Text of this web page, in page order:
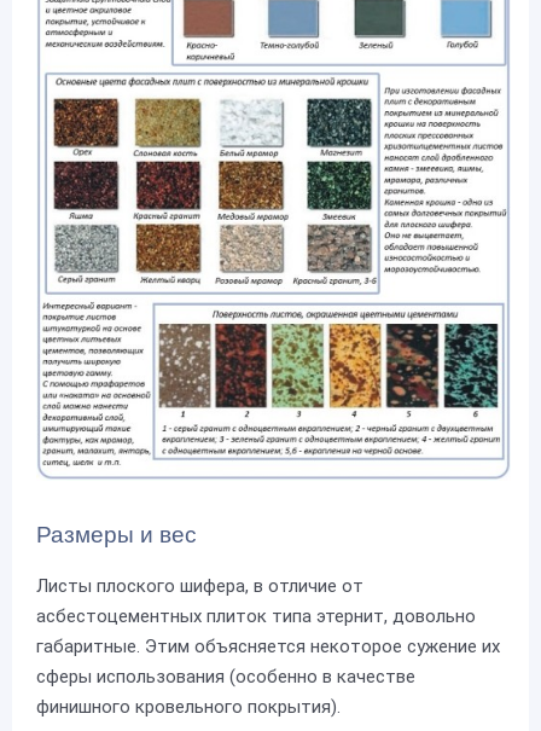
Размеры и вес
Листы плоского шифера, в отличие от
асбестоцементных плиток типа этернит, довольно
габаритные. Этим объясняется некоторое сужение их
сферы использования (особенно в качестве
финишного кровельного покрытия).